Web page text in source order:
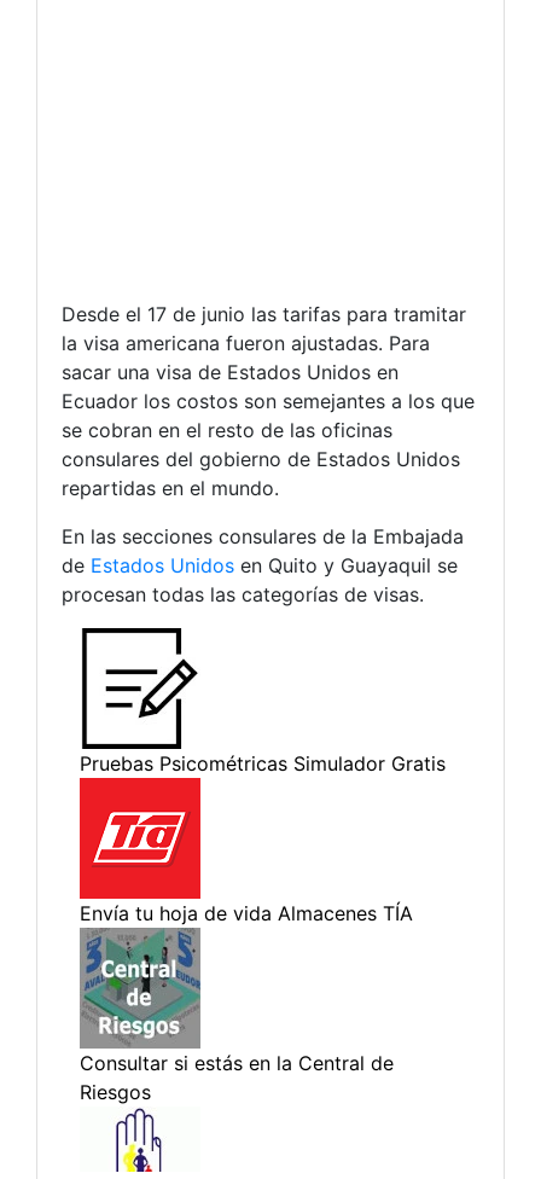
Desde el 17 de junio las tarifas para tramitar
la visa americana fueron ajustadas. Para
sacar una visa de Estados Unidos en
Ecuador los costos son semejantes a los que
se cobran en el resto de las oficinas
consulares del gobierno de Estados Unidos
repartidas en el mundo.
En las secciones consulares de la Embajada
de Estados Unidos en Quito y Guayaquil se
procesan todas las categorías de visas.